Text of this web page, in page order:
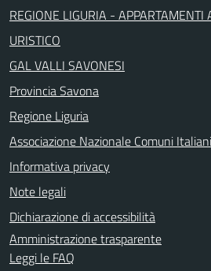
REGIONE LIGURIA -
URISTICO
GAL VALLI SAVONESI
Provincia Savona
Regione Liguria
Associazione Nazionale Comuni Italiani
Informativa privacy
Note legali
Dichiarazione di accessibilità
Amministrazione trasparente
Leggi le FAQ